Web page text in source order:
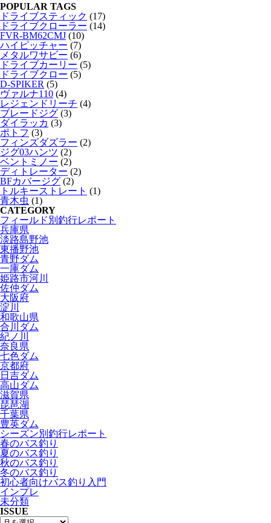
POPULAR TAGS
ドライブスティック (17)
ドライブクローラー (14)
FVR-BM62CMJ (10)
ハイピッチャー (7)
メタルワサビー (6)
ドライブカーリー (5)
ドライブクロー (5)
D-SPIKER (5)
ヴァルナ110 (4)
レジェンドリーチ (4)
ブレードジグ (3)
ダイラッカ (3)
ポトフ (3)
フィンズダズラー (2)
ジグ03ハンツ (2)
ベントミノー (2)
ディトレーター (2)
BFカバージグ (2)
トルキーストレート (1)
青木虫 (1)
CATEGORY
フィールド別釣行レポート
兵庫県
淡路島野池
東播野池
青野ダム
一庫ダム
姫路市河川
佐仲ダム
大阪府
淀川
和歌山県
合川ダム
紀ノ川
奈良県
七色ダム
京都府
日吉ダム
高山ダム
滋賀県
琵琶湖
千葉県
豊英ダム
シーズン別釣行レポート
春のバス釣り
夏のバス釣り
秋のバス釣り
冬のバス釣り
初心者向けバス釣り入門
インプレ
未分類
ISSUE